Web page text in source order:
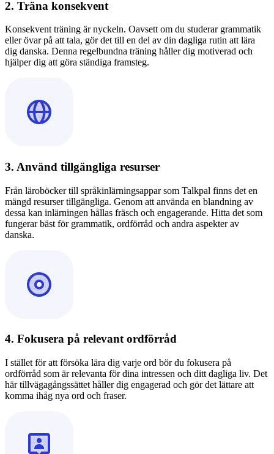
2. Träna konsekvent
Konsekvent träning är nyckeln. Oavsett om du studerar grammatik
eller övar på att tala, gör det till en del av din dagliga rutin att lära
dig danska. Denna regelbundna träning håller dig motiverad och
hjälper dig att göra ständiga framsteg.
3. Använd tillgängliga resurser
Från läroböcker till språkinlärningsappar som Talkpal finns det en
mängd resurser tillgängliga. Genom att använda en blandning av
dessa kan inlärningen hållas fräsch och engagerande. Hitta det som
fungerar bäst för grammatik, ordförråd och andra aspekter av
danska.
4. Fokusera på relevant ordförråd
I stället för att försöka lära dig varje ord bör du fokusera på
ordförråd som är relevanta för dina intressen och ditt dagliga liv. Det
här tillvägagångssättet håller dig engagerad och gör det lättare att
komma ihåg nya ord och fraser.